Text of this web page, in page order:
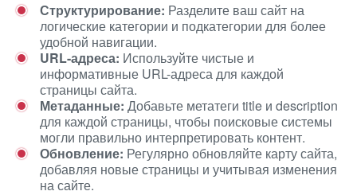
Структурирование: Разделите ваш сайт на
логические категории и подкатегории для более
удобной навигации.
URL-адреса: Используйте чистые и
информативные URL-адреса для каждой
страницы сайта.
Метаданные: Добавьте метатеги title и description
для каждой страницы, чтобы поисковые системы
могли правильно интерпретировать контент.
Обновление: Регулярно обновляйте карту сайта,
добавляя новые страницы и учитывая изменения
на сайте.